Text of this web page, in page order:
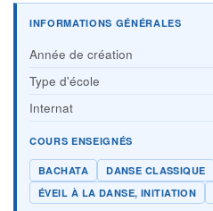
INFORMATIONS GÉNÉRALES
Année de création
Type d'école
Internat
COURS ENSEIGNÉS
BACHATA DANSE CLASSIQUE
ÉVEIL À LA DANSE, INITIATION